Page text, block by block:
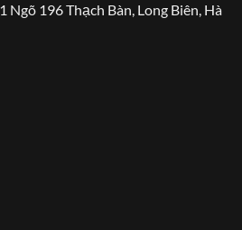
Ngõ 196 Thạch Bàn, Long Biên, Hà